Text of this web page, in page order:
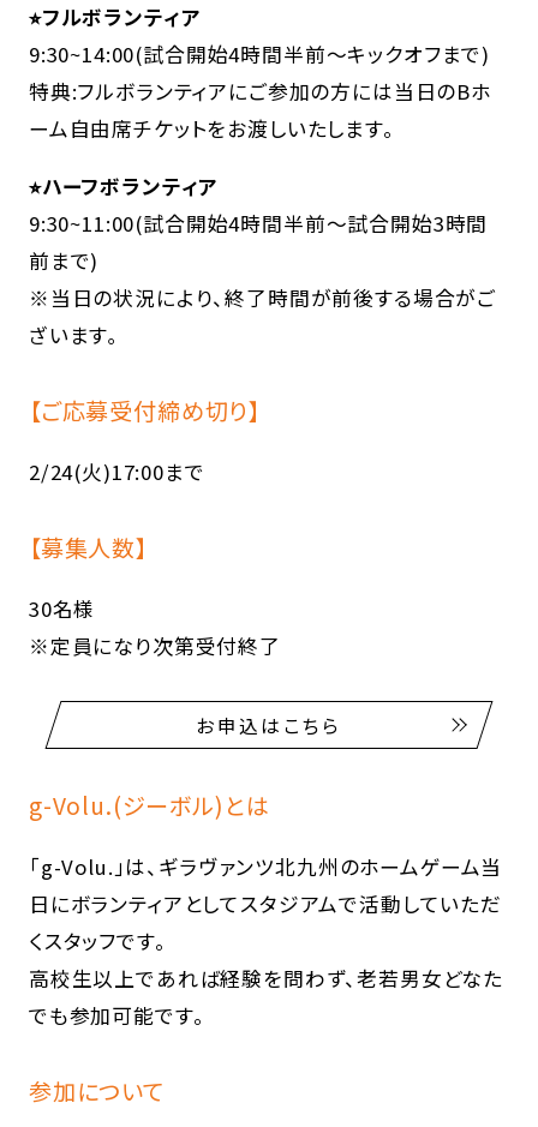
⭐︎フルボランティア
9:30~14:00(試合開始4時間半前～キックオフまで)
特典:フルボランティアにご参加の方には当日のBホ
ーム自由席チケットをお渡しいたします。
⭐︎ハーフボランティア
9:30~11:00(試合開始4時間半前～試合開始3時間
前まで)
※当日の状況により、終了時間が前後する場合がご
ざいます｡
【ご応募受付締め切り】
2/24(火)17:00まで
【募集人数】
30名様
※定員になり次第受付終了
お申込はこちら
g-Volu.(ジーボル)とは
「g-Volu.」は、ギラヴァンツ北九州のホームゲーム当
日にボランティアとしてスタジアムで活動していただ
くスタッフです。
高校生以上であれば経験を問わず、老若男女どなた
でも参加可能です。
参加について